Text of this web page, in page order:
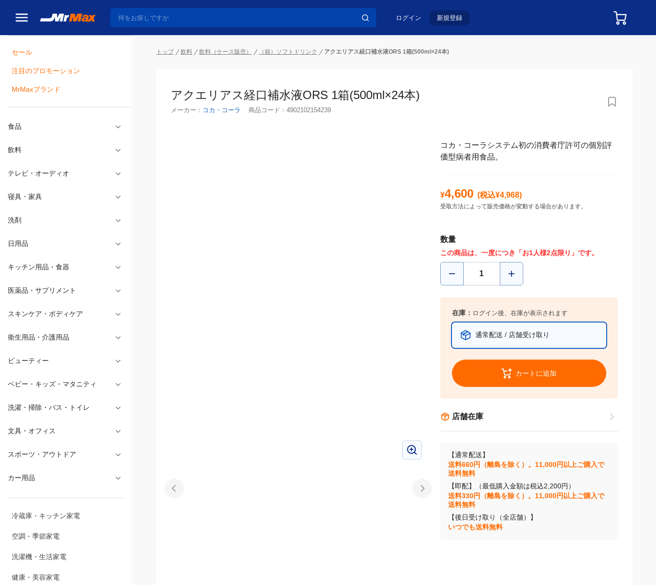
ログイン 新規登録
セール
注目のプロモーション
MrMaxブランド
食品
飲料
テレビ・オーディオ
寝具・家具
洗剤
日用品
キッチン用品・食器
医薬品・サプリメント
スキンケア・ボディケア
衛生用品・介護用品
ビューティー
ベビー・キッズ・マタニティ
洗濯・掃除・バス・トイレ
文具・オフィス
スポーツ・アウトドア
カー用品
冷蔵庫・キッチン家電
空調・季節家電
洗濯機・生活家電
健康・美容家電
トップ 飲料 飲料（ケース販売） （箱）ソフトドリンク アクエリアス経口補水液ORS 1箱(500ml×24本)
アクエリアス経口補水液ORS 1箱(500ml×24本)
メーカー： コカ・コーラ 商品コード： 4902102154239
コカ・コーラシステム初の消費者庁許可の個別評
価型病者用食品。
¥4,600 (税込¥4,968)
受取方法によって販売価格が変動する場合があります。
数量
この商品は、一度につき「お1人様2点限り」です。
在庫： ログイン後、在庫が表示されます
通常配送 / 店舗受け取り
カートに追加
店舗在庫
【通常配送】
送料660円（離島を除く）。11,000円以上ご購入で
送料無料
【即配】（最低購入金額は税込2,200円）
送料330円（離島を除く）。11,000円以上ご購入で
送料無料
【後日受け取り（全店舗）】
いつでも送料無料